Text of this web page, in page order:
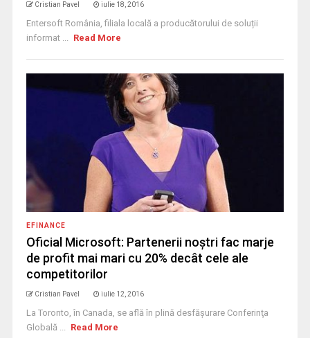
Cristian Pavel iulie 18, 2016
Entersoft România, filiala locală a producătorului de soluții
informat ... Read More
EFINANCE
Oficial Microsoft: Partenerii noștri fac marje
de profit mai mari cu 20% decât cele ale
competitorilor
Cristian Pavel iulie 12, 2016
La Toronto, în Canada, se află în plină desfăşurare Conferinţa
Globală ... Read More